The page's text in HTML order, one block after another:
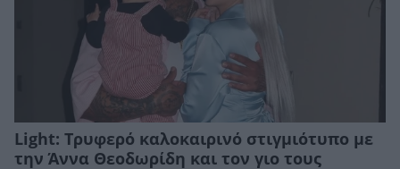
Light: Τρυφερό καλοκαιρινό στιγμιότυπο με
την Άννα Θεοδωρίδη και τον γιο τους